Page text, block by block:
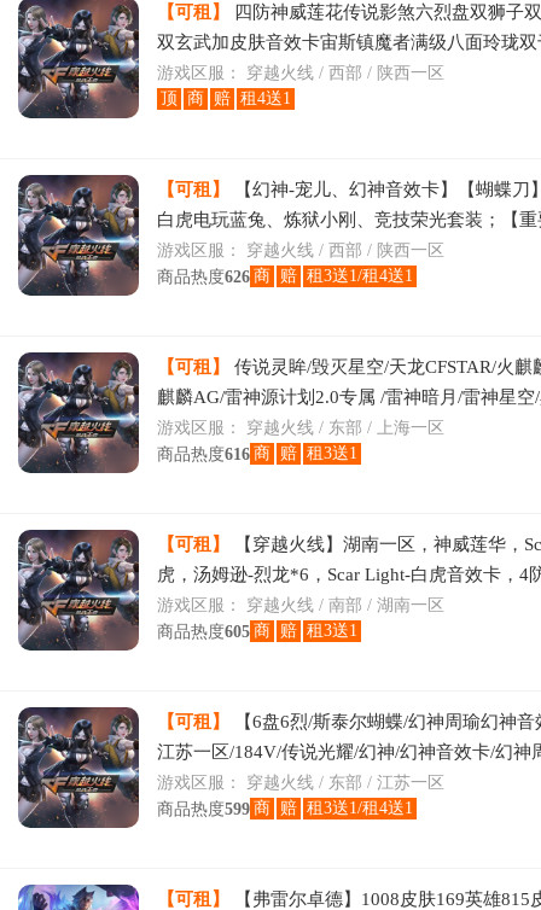
【可租】
四防神威莲花传说影煞六烈盘双狮子
双玄武加皮肤音效卡宙斯镇魔者满级八面玲珑
炽芒蝶刃法玛斯天罚光海夜岚全生化皮肤弹夹道
游戏区服： 穿越火线 / 西部 / 陕西一区
顶 商 赔 租4送1
【可租】
【幻神-宠儿、幻神音效卡】【蝴蝶刀
白虎电玩蓝兔、炼狱小刚、竞技荣光套装；【
晴雅/兰-巾帼英雄/雨棠/王者-零-传说之路/奇洋
游戏区服： 穿越火线 / 西部 / 陕西一区
商品热度626 商 赔 租3送1/租4送1
【可租】
传说灵眸/毁灭星空/天龙CFSTAR/火麒
麒麟AG/雷神源计划2.0专属 /雷神暗月/雷神星空
罗CFSTAR/M200-幻神
游戏区服： 穿越火线 / 东部 / 上海一区
商品热度616 商 赔 租3送1
【可租】
【穿越火线】湖南一区，神威莲华，
虎，汤姆逊-烈龙*6，Scar Light-白虎音效卡，4
业经理，兔囡囡，迷你生化手雷，Sc
游戏区服： 穿越火线 / 南部 / 湖南一区
商品热度605 商 赔 租3送1
【可租】
【6盘6烈/斯泰尔蝴蝶/幻神周瑜幻神
江苏一区/184V/传说光耀/幻神/幻神音效卡/幻神
烈龙/斯泰尔蝴蝶/雷霆套/COP雷霆/Q
游戏区服： 穿越火线 / 东部 / 江苏一区
商品热度599 商 赔 租3送1/租4送1
【可租】
【弗雷尔卓德】1008皮肤169英雄815